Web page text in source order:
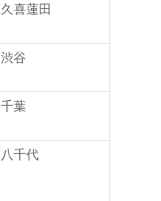
久喜蓮田
渋谷
千葉
八千代